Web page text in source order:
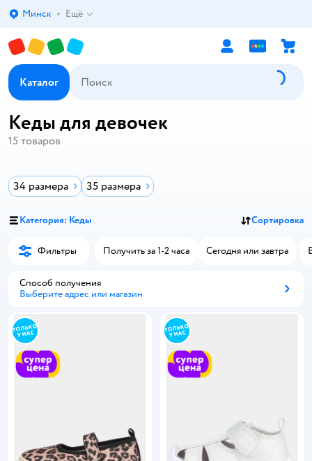
Выбор адреса доставки.
Минск Ещё
Каталог
Кеды для девочек
15 товаров
34 размера 35 размера
Категория: Кеды Сортировка
Фильтры Получить за 1-2 часа Сегодня или завтра
Способ получения
Выберите адрес или магазин